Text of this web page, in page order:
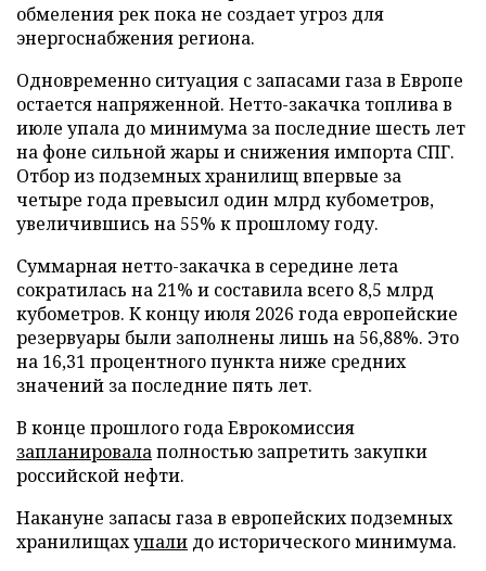
обмеления рек пока не создает угроз для
энергоснабжения региона.
Одновременно ситуация с запасами газа в Европе
остается напряженной. Нетто-закачка топлива в
июле упала до минимума за последние шесть лет
на фоне сильной жары и снижения импорта СПГ.
Отбор из подземных хранилищ впервые за
четыре года превысил один млрд кубометров,
увеличившись на 55% к прошлому году.
Суммарная нетто-закачка в середине лета
сократилась на 21% и составила всего 8,5 млрд
кубометров. К концу июля 2026 года европейские
резервуары были заполнены лишь на 56,88%. Это
на 16,31 процентного пункта ниже средних
значений за последние пять лет.
В конце прошлого года Еврокомиссия
запланировалаполностью запретить закупки
российской нефти.
Накануне запасы газа в европейских подземных
хранилищахупали до исторического минимума.